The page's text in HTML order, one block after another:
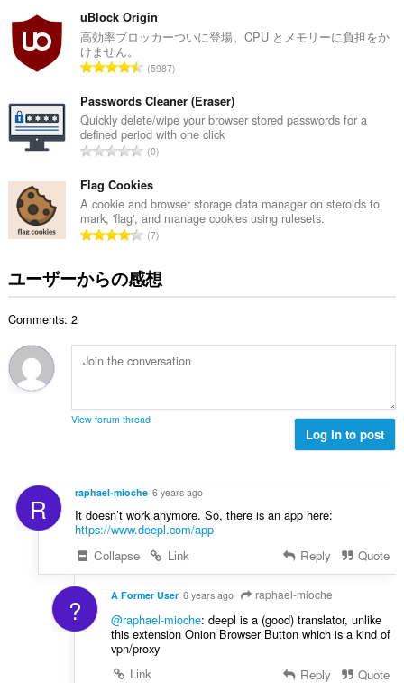
張
機
能
は
キ
シ
設
ア
セ
可
す。
の
総
：
uBlock Origin
高効率ブロッカーついに登場。CPU とメモリーに負担をか
けません。
評
の
総
数
：
5987
Passwords Cleaner (Eraser)
Quickly delete/wipe your browser stored passwords for a
defined period with one click
評
の
総
数
：
0
Flag Cookies
A cookie and browser storage data manager on steroids to
mark, 'flag', and manage cookies using rulesets.
評
の
総
7
ユーザーからの感想
Comments: 2
View forum thread
Log in to post
R raphael-mioche 6 years ago
It doesn’t work anymore. So, there is an app here:
https://www.deepl.com/app
Collapse
Link Reply Quote
? A Former User 6 years ago raphael-mioche
@raphael-mioche: deepl is a (good) translator, unlike
this extension Onion Browser Button which is a kind of
vpn/proxy
Link
Reply Quote